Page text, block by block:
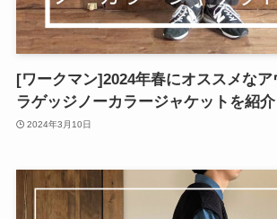
[ワークマン]2024年春にオススメな
ラゲッジノーカラージャケットを紹介
2024年3月10日